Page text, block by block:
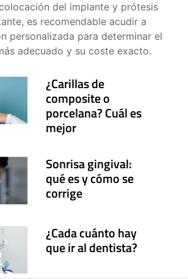
del implante y prótesis
es recomendable acudir a
personalizada para determinar el
adecuado y su coste exacto.
¿Carillas de
composite o
porcelana? Cuál es
mejor
Sonrisa gingival:
qué es y cómo se
corrige
¿Cada cuánto hay
que ir al dentista?